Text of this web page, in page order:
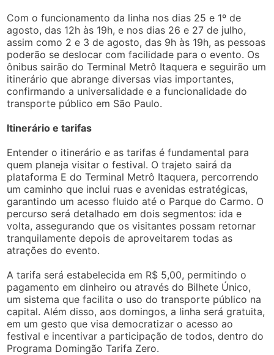
Com o funcionamento da linha nos dias 25 e 1º de
agosto, das 12h às 19h, e nos dias 26 e 27 de julho,
assim como 2 e 3 de agosto, das 9h às 19h, as pessoas
poderão se deslocar com facilidade para o evento. Os
ônibus sairão do Terminal Metrô Itaquera e seguirão um
itinerário que abrange diversas vias importantes,
confirmando a universalidade e a funcionalidade do
transporte público em São Paulo.
Itinerário e tarifas
Entender o itinerário e as tarifas é fundamental para
quem planeja visitar o festival. O trajeto sairá da
plataforma E do Terminal Metrô Itaquera, percorrendo
um caminho que inclui ruas e avenidas estratégicas,
garantindo um acesso fluido até o Parque do Carmo. O
percurso será detalhado em dois segmentos: ida e
volta, assegurando que os visitantes possam retornar
tranquilamente depois de aproveitarem todas as
atrações do evento.
A tarifa será estabelecida em R$ 5,00, permitindo o
pagamento em dinheiro ou através do Bilhete Único,
um sistema que facilita o uso do transporte público na
capital. Além disso, aos domingos, a linha será gratuita,
em um gesto que visa democratizar o acesso ao
festival e incentivar a participação de todos, dentro do
Programa Domingão Tarifa Zero.